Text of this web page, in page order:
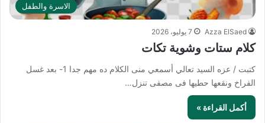
الاسرة والطفل
Azza ElSaed 7 يوليو، 2026
كلام ستات وشوية تكات
كتبت / عزه السيد تعالي أسمعي منى الكلام ده مهم جدا 1- بعد غسل
الفراخ ونقعها حطيها فى مصفى تنزل…
أكمل القراءة »